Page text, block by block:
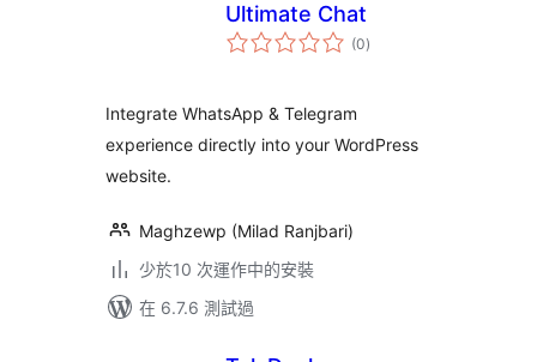
Ultimate Chat
(0總
評)
Integrate WhatsApp & Telegram
experience directly into your WordPress
website.
Maghzewp (Milad Ranjbari)
少於10 次運作中的安裝
在 6.7.6 測試過